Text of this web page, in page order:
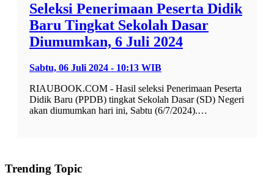
Seleksi Penerimaan Peserta Didik
Baru Tingkat Sekolah Dasar
Diumumkan, 6 Juli 2024
Sabtu, 06 Juli 2024 - 10:13 WIB
RIAUBOOK.COM - Hasil seleksi Penerimaan Peserta
Didik Baru (PPDB) tingkat Sekolah Dasar (SD) Negeri
akan diumumkan hari ini, Sabtu (6/7/2024).…
Trending Topic